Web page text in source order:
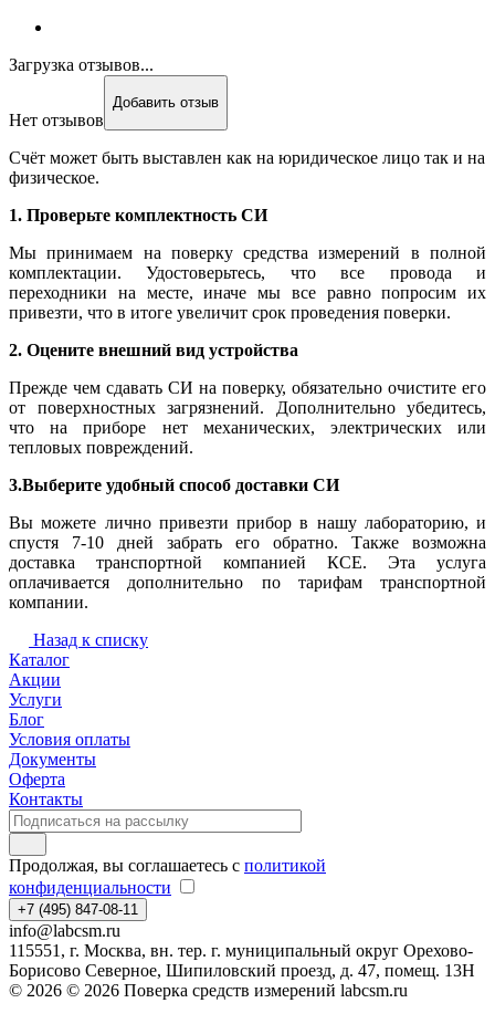
Загрузка отзывов...
Нет отзывов
Добавить отзыв
Счёт может быть выставлен как на юридическое лицо так и на
физическое.
1. Проверьте комплектность СИ
Мы принимаем на поверку средства измерений в полной
комплектации. Удостоверьтесь, что все провода и
переходники на месте, иначе мы все равно попросим их
привезти, что в итоге увеличит срок проведения поверки.
2. Оцените внешний вид устройства
Прежде чем сдавать СИ на поверку, обязательно очистите его
от поверхностных загрязнений. Дополнительно убедитесь,
что на приборе нет механических, электрических или
тепловых повреждений.
3.Выберите удобный способ доставки СИ
Вы можете лично привезти прибор в нашу лабораторию, и
спустя 7-10 дней забрать его обратно. Также возможна
доставка транспортной компанией КСЕ. Эта услуга
оплачивается дополнительно по тарифам транспортной
компании.
Назад к списку
Каталог
Акции
Услуги
Блог
Условия оплаты
Документы
Оферта
Контакты
Продолжая, вы соглашаетесь с политикой
конфиденциальности
+7 (495) 847-08-11
info@labcsm.ru
115551, г. Москва, вн. тер. г. муниципальный округ Орехово-
Борисово Северное, Шипиловский проезд, д. 47, помещ. 13Н
© 2026 © 2026 Поверка средств измерений labcsm.ru